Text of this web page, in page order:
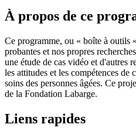
À propos de ce
Ce programme, ou « boîte à outils
probantes et nos propres
une étude de cas vidéo et d'autres
les attitudes et les compétences de
soins des personnes âgées. Ce
de la Fondation Labarge.
Liens rapides